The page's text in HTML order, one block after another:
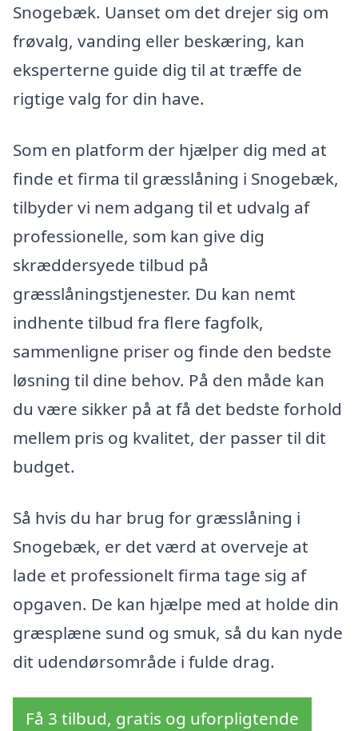
Snogebæk. Uanset om det drejer sig om
frøvalg, vanding eller beskæring, kan
eksperterne guide dig til at træffe de
rigtige valg for din have.
Som en platform der hjælper dig med at
finde et firma til græsslåning i Snogebæk,
tilbyder vi nem adgang til et udvalg af
professionelle, som kan give dig
skræddersyede tilbud på
græsslåningstjenester. Du kan nemt
indhente tilbud fra flere fagfolk,
sammenligne priser og finde den bedste
løsning til dine behov. På den måde kan
du være sikker på at få det bedste forhold
mellem pris og kvalitet, der passer til dit
budget.
Så hvis du har brug for græsslåning i
Snogebæk, er det værd at overveje at
lade et professionelt firma tage sig af
opgaven. De kan hjælpe med at holde din
græsplæne sund og smuk, så du kan nyde
dit udendørsområde i fulde drag.
Få 3 tilbud, gratis og uforpligtende